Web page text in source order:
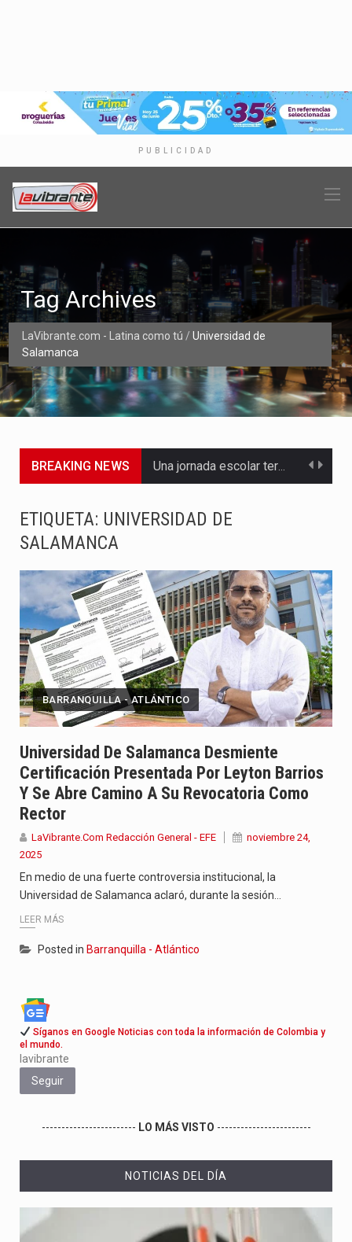
PUBLICIDAD
LaVibrante.com - Latina como tú / Universidad de
Salamanca
Tag Archives
BREAKING NEWS Una jornada escolar terminó en tragedia este viernes 7 de…
Abelardo de la Espriella asumió este viernes 7 de agosto…
La llegada de Álvaro Uribe Vélez a la ceremonia de…
Con una salva de 21 cañonazos se cumplieron los honores…
El presidente electo Abelardo de la Espriella aseguró que durante…
Con el inicio del gobierno de Abelardo de la Espriella,…
Las autoridades sanitarias de Francia y España mantienen bajo vigilancia…
ETIQUETA: UNIVERSIDAD DE
SALAMANCA
BARRANQUILLA - ATLÁNTICO
Universidad De Salamanca Desmiente
Certificación Presentada Por Leyton Barrios
Y Se Abre Camino A Su Revocatoria Como
Rector
LaVibrante.Com Redacción General - EFE
noviembre 24,
2025
En medio de una fuerte controversia institucional, la
Universidad de Salamanca aclaró, durante la sesión…
LEER MÁS
Posted in Barranquilla - Atlántico
Síganos en Google Noticias con toda la información de Colombia y
el mundo.
lavibrante
Seguir
------------------------ LO MÁS VISTO ------------------------
NOTICIAS DEL DÍA